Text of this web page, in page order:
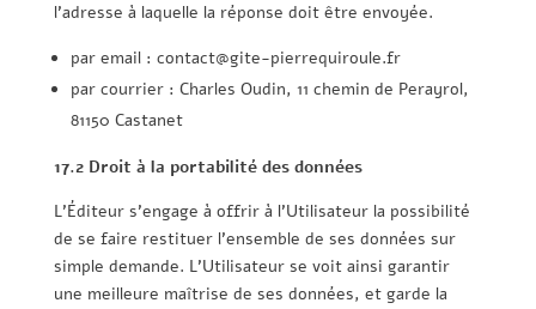
l’adresse à laquelle la réponse doit être envoyée.
par email : contact@gite-pierrequiroule.fr
par courrier : Charles Oudin, 11 chemin de Perayrol,
81150 Castanet
17.2 Droit à la portabilité des données
L’Éditeur s’engage à offrir à l’Utilisateur la possibilité
de se faire restituer l’ensemble de ses données sur
simple demande. L’Utilisateur se voit ainsi garantir
une meilleure maîtrise de ses données, et garde la